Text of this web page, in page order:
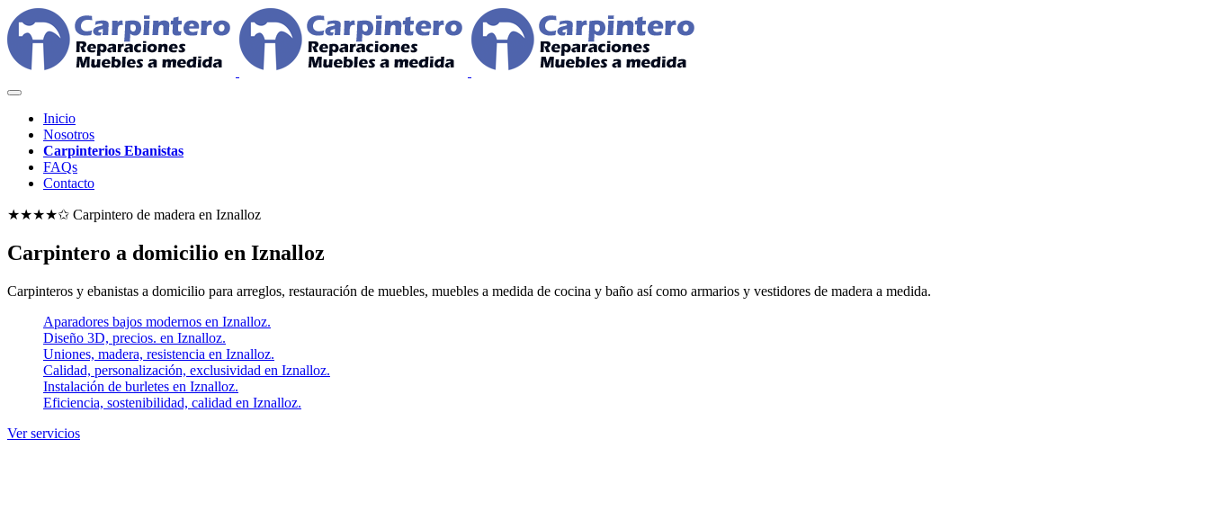
Inicio
Nosotros
Carpinterios Ebanistas
FAQs
Contacto
★★★★✩ Carpintero de madera en Iznalloz
Carpintero a domicilio en Iznalloz
Carpinteros y ebanistas a domicilio para arreglos, restauración de muebles, muebles a medida de cocina y baño así como armarios y vestidores de madera a medida.
Aparadores bajos modernos en Iznalloz.
Diseño 3D, precios. en Iznalloz.
Uniones, madera, resistencia en Iznalloz.
Calidad, personalización, exclusividad en Iznalloz.
Instalación de burletes en Iznalloz.
Eficiencia, sostenibilidad, calidad en Iznalloz.
Ver servicios